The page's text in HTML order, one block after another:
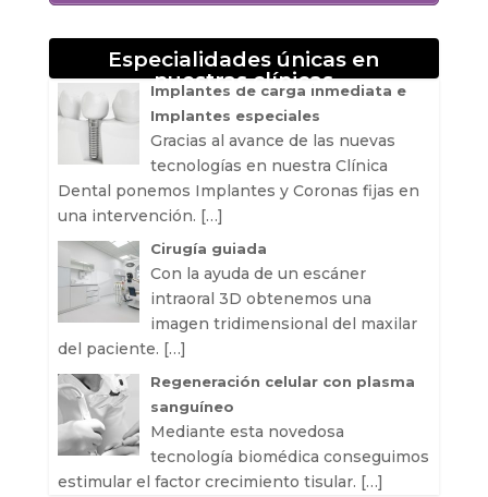
Especialidades únicas en
nuestras clínicas
Implantes de carga inmediata e
Implantes especiales
Gracias al avance de las nuevas
tecnologías en nuestra Clínica
Dental ponemos Implantes y Coronas fijas en
una intervención. […]
Cirugía guiada
Con la ayuda de un escáner
intraoral 3D obtenemos una
imagen tridimensional del maxilar
del paciente. […]
Regeneración celular con plasma
sanguíneo
Mediante esta novedosa
tecnología biomédica conseguimos
estimular el factor crecimiento tisular. […]